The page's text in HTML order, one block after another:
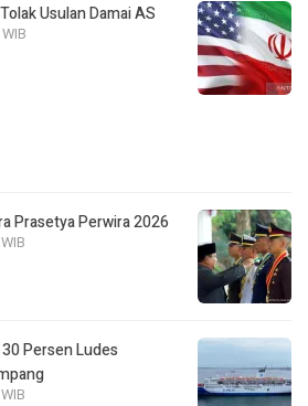
Usulan Damai AS
Prasetya Perwira 2026
Persen Ludes